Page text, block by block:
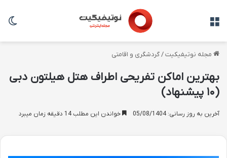
مجله نوتیفیکیت/گردشگری و اقامتی
بهترین اماکن تفریحی اطراف هتل هیلتون دبی
(۱۰ پیشنهاد)
آخرین به روز رسانی: 05/08/1404 خواندن این مطلب 14 دقیقه زمان میبرد